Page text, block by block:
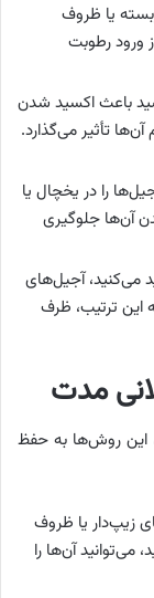
یا ظروف
ورود رطوبت
باعث اکسید شدن
تأثیر می‌گذارد.
را در یخچال یا
آن‌ها جلوگیری
می‌کنید، آجیل‌های
این ترتیب، ظرف
مدت
این روش‌ها به حفظ
زیپ‌دار یا ظروف
می‌توانید آن‌ها را